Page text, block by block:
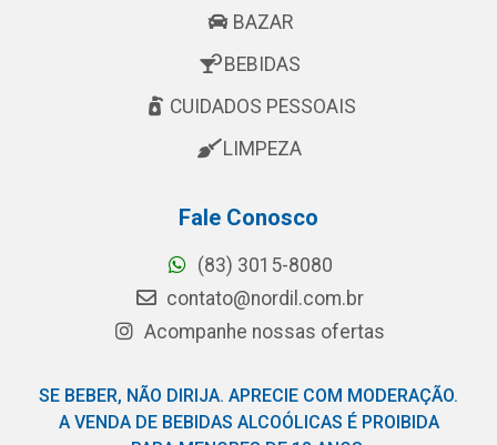
BAZAR
BEBIDAS
CUIDADOS PESSOAIS
LIMPEZA
Fale Conosco
(83) 3015-8080
contato@nordil.com.br
Acompanhe nossas ofertas
SE BEBER, NÃO DIRIJA. APRECIE COM MODERAÇÃO.
A VENDA DE BEBIDAS ALCOÓLICAS É PROIBIDA